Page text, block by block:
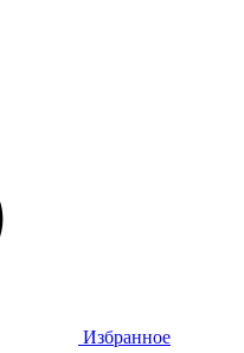
Избранное